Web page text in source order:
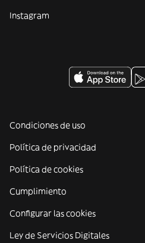
Instagram
Condiciones de uso
Política de privacidad
Política de cookies
Cumplimiento
Configurar las cookies
Ley de Servicios Digitales